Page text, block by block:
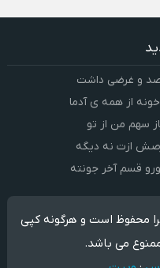
و غرضی داشت
از همه ی آدما
سهم من از تو
ازت نه دیگه
قسم آخر جونته
محفوظ است و هرگونه کپی
می باشد.